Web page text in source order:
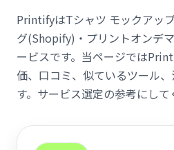
PrintifyはTシャツ モックアッ
グ(Shopify)・プリントオンデ
ービスです。当ページでは
価、口コミ、似ているツール
す。サービス選定の参考にして